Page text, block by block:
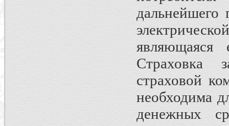
дальнейшего
являющаяся
Страховка
страховой
необходима
денежных